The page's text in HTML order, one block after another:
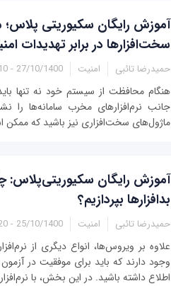
آموزش رایگان سکیوریتی‌
سخت‌افزارها در برابر تهدیدات
حمیدرضا تائبی امنیت 27/10/1400 - 12:10
هنگام محافظت از سیستم خود نه تنها
جانب نرم‌افزارهای مخرب سامانه‌ها را
ماژول‌های سخت‌افزاری نیز باشید که
آموزش رایگان سکیوریتی‌پلاس:
بدافزارها بپردازیم؟
حمیدرضا تائبی امنیت 25/10/1400 - 12:20
علاوه بر ویروس‌ها، انواع دیگری از
وجود دارند که باید برای موفقیت در
اطلاع داشته باشید. در این بخش، با